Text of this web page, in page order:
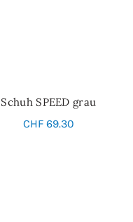
SCHNELL-EINKAUF
Schuh SPEED grau
CHF69.30